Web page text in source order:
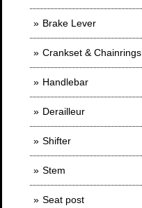
Brake Lever
Crankset & Chainrings
Handlebar
Derailleur
Shifter
Stem
Seat post